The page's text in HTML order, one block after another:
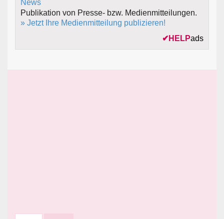
Publikation von Presse- bzw. Medienmitteilungen.
» Jetzt Ihre Medienmitteilung publizieren!
✔ HELPads